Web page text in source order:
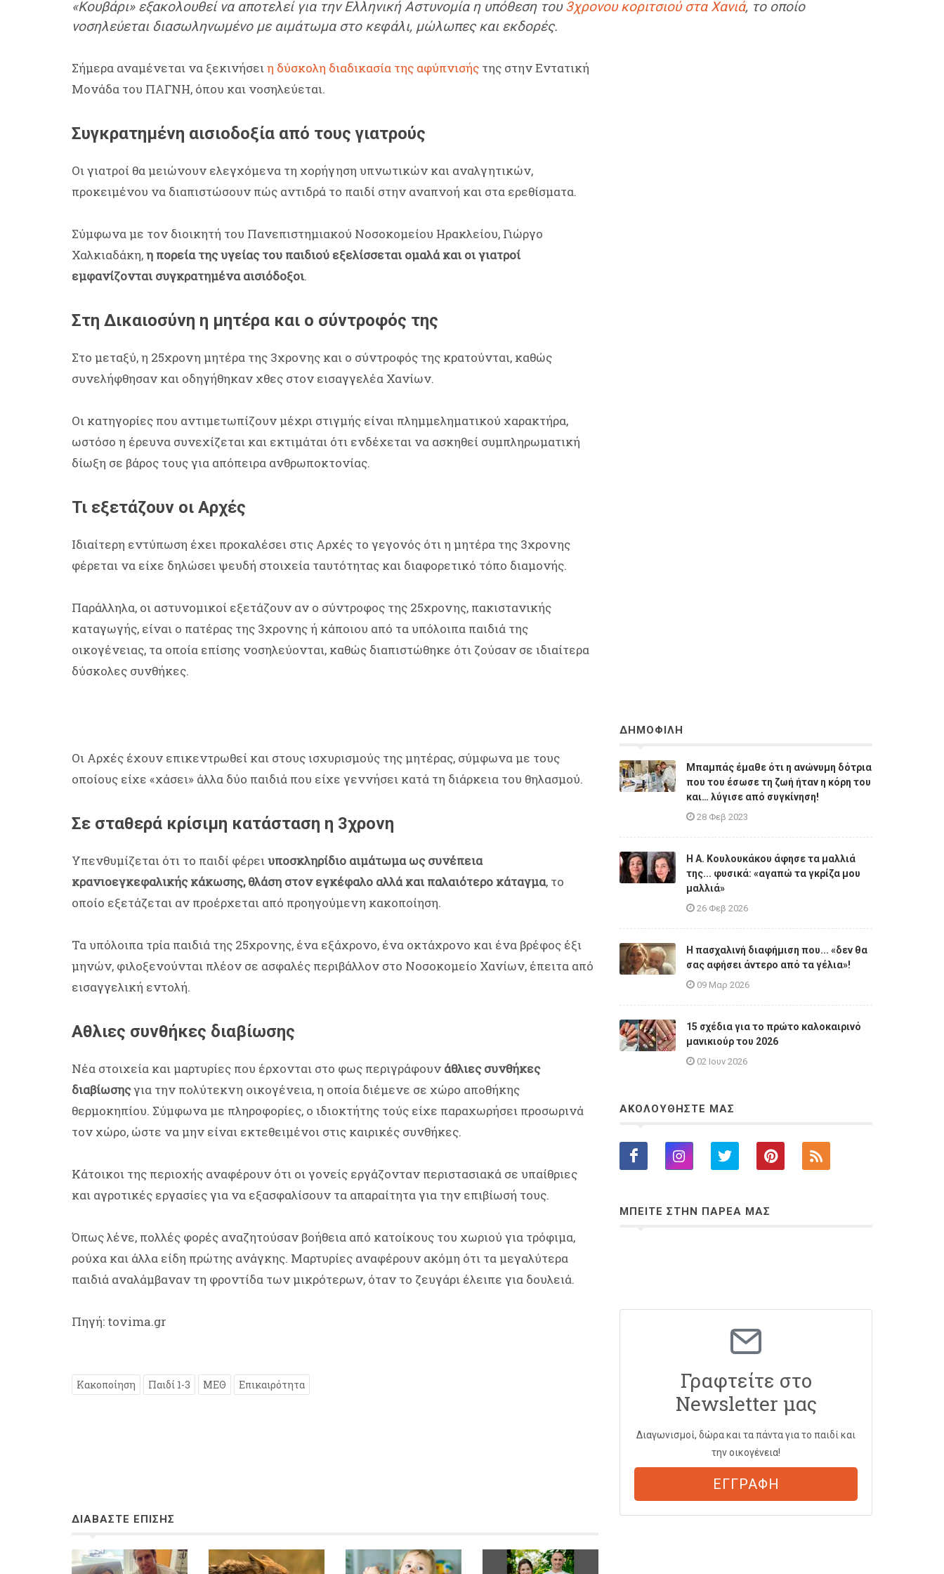
«Κουβάρι» εξακολουθεί να αποτελεί για την Ελληνική Αστυνομία η υπόθεση του3χρονου κοριτσιού στα Χανιά, το οποίο
νοσηλεύεται διασωληνωμένο με αιμάτωμα στο κεφάλι, μώλωπες και εκδορές.
Σήμερα αναμένεται να ξεκινήσειη δύσκολη διαδικασία της αφύπνισής της στην Εντατική
Μονάδα του ΠΑΓΝΗ, όπου και νοσηλεύεται.
Συγκρατημένη αισιοδοξία από τους γιατρούς
Οι γιατροί θα μειώνουν ελεγχόμενα τη χορήγηση υπνωτικών και αναλγητικών,
προκειμένου να διαπιστώσουν πώς αντιδρά το παιδί στην αναπνοή και στα ερεθίσματα.
Σύμφωνα με τον διοικητή του Πανεπιστημιακού Νοσοκομείου Ηρακλείου, Γιώργο
Χαλκιαδάκη,η πορεία της υγείας του παιδιού εξελίσσεται ομαλά και οι γιατροί
εμφανίζονται συγκρατημένα αισιόδοξοι.
Στη Δικαιοσύνη η μητέρα και ο σύντροφός της
Στο μεταξύ, η 25χρονη μητέρα της 3χρονης και ο σύντροφός της κρατούνται, καθώς
συνελήφθησαν και οδηγήθηκαν χθες στον εισαγγελέα Χανίων.
Οι κατηγορίες που αντιμετωπίζουν μέχρι στιγμής είναι πλημμεληματικού χαρακτήρα,
ωστόσο η έρευνα συνεχίζεται και εκτιμάται ότι ενδέχεται να ασκηθεί συμπληρωματική
δίωξη σε βάρος τους για απόπειρα ανθρωποκτονίας.
Τι εξετάζουν οι Αρχές
Ιδιαίτερη εντύπωση έχει προκαλέσει στις Αρχές το γεγονός ότι η μητέρα της 3χρονης
φέρεται να είχε δηλώσει ψευδή στοιχεία ταυτότητας και διαφορετικό τόπο διαμονής.
Παράλληλα, οι αστυνομικοί εξετάζουν αν ο σύντροφος της 25χρονης, πακιστανικής
καταγωγής, είναι ο πατέρας της 3χρονης ή κάποιου από τα υπόλοιπα παιδιά της
οικογένειας, τα οποία επίσης νοσηλεύονται, καθώς διαπιστώθηκε ότι ζούσαν σε ιδιαίτερα
δύσκολες συνθήκες.
Οι Αρχές έχουν επικεντρωθεί και στους ισχυρισμούς της μητέρας, σύμφωνα με τους
οποίους είχε «χάσει» άλλα δύο παιδιά που είχε γεννήσει κατά τη διάρκεια του θηλασμού.
Σε σταθερά κρίσιμη κατάσταση η 3χρονη
Υπενθυμίζεται ότι το παιδί φέρειυποσκληρίδιο αιμάτωμα ως συνέπεια
κρανιοεγκεφαλικής κάκωσης, θλάση στον εγκέφαλο αλλά και παλαιότερο κάταγμα, το
οποίο εξετάζεται αν προέρχεται από προηγούμενη κακοποίηση.
Τα υπόλοιπα τρία παιδιά της 25χρονης, ένα εξάχρονο, ένα οκτάχρονο και ένα βρέφος έξι
μηνών, φιλοξενούνται πλέον σε ασφαλές περιβάλλον στο Νοσοκομείο Χανίων, έπειτα από
εισαγγελική εντολή.
Αθλιες συνθήκες διαβίωσης
Νέα στοιχεία και μαρτυρίες που έρχονται στο φως περιγράφουν άθλιες συνθήκες
διαβίωσηςγια την πολύτεκνη οικογένεια, η οποία διέμενε σε χώρο αποθήκης
θερμοκηπίου. Σύμφωνα με πληροφορίες, ο ιδιοκτήτης τούς είχε παραχωρήσει προσωρινά
τον χώρο, ώστε να μην είναι εκτεθειμένοι στις καιρικές συνθήκες.
Κάτοικοι της περιοχής αναφέρουν ότι οι γονείς εργάζονταν περιστασιακά σε υπαίθριες
και αγροτικές εργασίες για να εξασφαλίσουν τα απαραίτητα για την επιβίωσή τους.
Όπως λένε, πολλές φορές αναζητούσαν βοήθεια από κατοίκους του χωριού για τρόφιμα,
ρούχα και άλλα είδη πρώτης ανάγκης. Μαρτυρίες αναφέρουν ακόμη ότι τα μεγαλύτερα
παιδιά αναλάμβαναν τη φροντίδα των μικρότερων, όταν το ζευγάρι έλειπε για δουλειά.
Πηγή: tovima.gr
Κακοποίηση Παιδί 1-3 ΜΕΘ Επικαιρότητα
ΔΙΑΒΑΣΤΕ ΕΠΙΣΗΣ
ΔΗΜΟΦΙΛΗ
Μπαμπάς έμαθε ότι η ανώνυμη δότρια
που του έσωσε τη ζωή ήταν η κόρη του
και… λύγισε από συγκίνηση!
28 Φεβ 2023
Η A. Κουλουκάκου άφησε τα μαλλιά
της... φυσικά: «αγαπώ τα γκρίζα μου
μαλλιά»
26 Φεβ 2026
Η πασχαλινή διαφήμιση που... «δεν θα
σας αφήσει άντερο από τα γέλια»!
09 Μαρ 2026
15 σχέδια για το πρώτο καλοκαιρινό
μανικιούρ του 2026
02 Ιουν 2026
ΑΚΟΛΟΥΘΗΣΤΕ ΜΑΣ
ΜΠΕΙΤΕ ΣΤΗΝ ΠΑΡΕΑ ΜΑΣ
Γραφτείτε στο
Newsletter μας
Διαγωνισμοί, δώρα και τα πάντα για το παιδί και
την οικογένεια!
ΕΓΓΡΑΦΗ